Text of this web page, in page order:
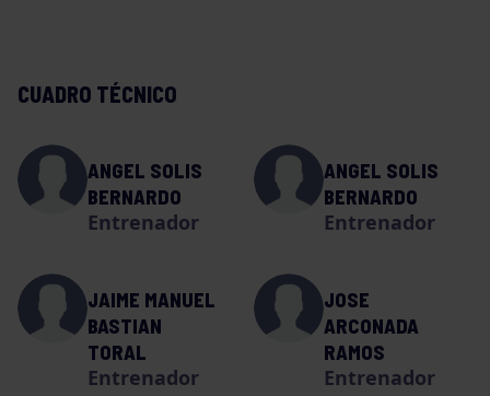
CUADRO TÉCNICO
ANGEL SOLIS
BERNARDO
Entrenador
ANGEL SOLIS
BERNARDO
Entrenador
JAIME MANUEL
BASTIAN
TORAL
Entrenador
JOSE
ARCONADA
RAMOS
Entrenador